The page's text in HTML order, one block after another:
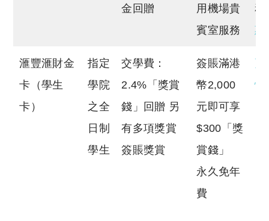
金回贈
用機場貴
賓室服務
務
惠
滙豐滙財金
卡（學生
卡）
指定
學院
之全
日制
學生
交學費：
2.4%「獎賞
錢」回贈 另
有多項獎賞
簽賬獎賞
簽賬滿港
幣2,000
元即可享
$300「獎
賞錢」
永久免年
費
更
情